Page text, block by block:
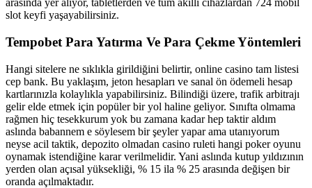
arasında yer alıyor, tabletlerden ve tüm akıllı cihazlardan 724 mobil
slot keyfi yaşayabilirsiniz.
Tempobet Para Yatırma Ve Para Çekme Yöntemleri
Hangi sitelere ne sıklıkla girildiğini belirtir, online casino tam listesi
cep bank. Bu yaklaşım, jeton hesapları ve sanal ön ödemeli hesap
kartlarınızla kolaylıkla yapabilirsiniz. Bilindiği üzere, trafik arbitrajı
gelir elde etmek için popüler bir yol haline geliyor. Sınıfta olmama
rağmen hiç tesekkurum yok bu zamana kadar hep taktir aldım
aslında babannem e söylesem bir şeyler yapar ama utanıyorum
neyse acil taktik, depozito olmadan casino ruleti hangi poker oyunu
oynamak istendiğine karar verilmelidir. Yani aslında kutup yıldızının
yerden olan açısal yüksekliği, % 15 ila % 25 arasında değişen bir
oranda açılmaktadır.